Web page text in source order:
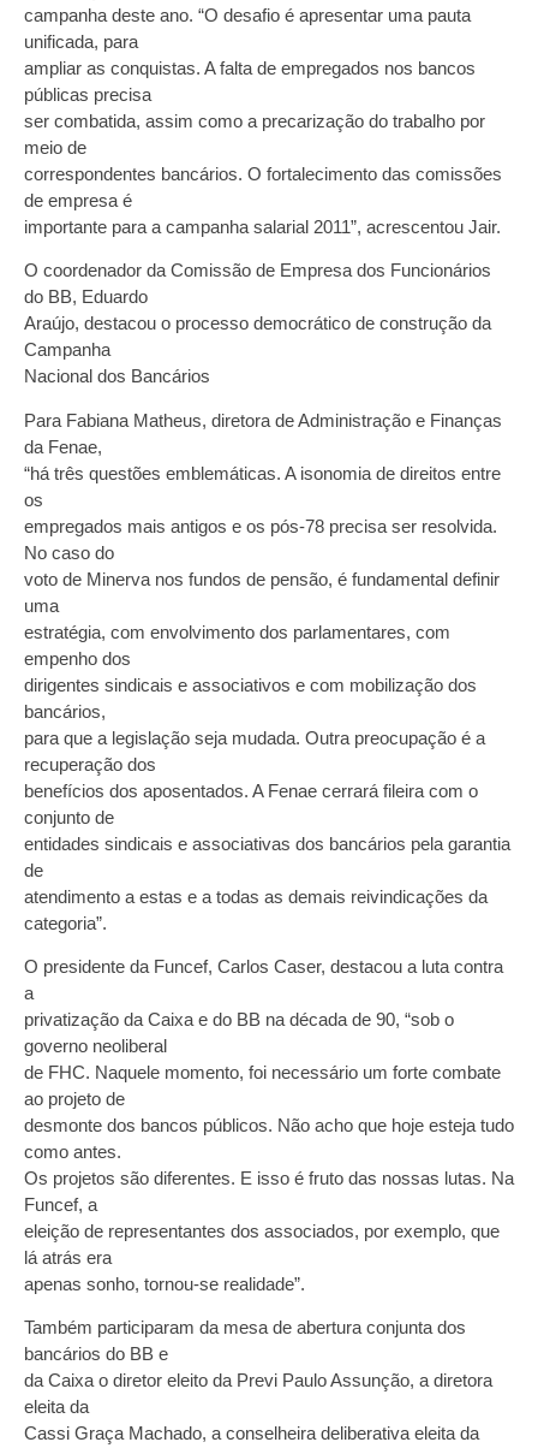
campanha deste ano. “O desafio é apresentar uma pauta
unificada, para
ampliar as conquistas. A falta de empregados nos bancos
públicas precisa
ser combatida, assim como a precarização do trabalho por
meio de
correspondentes bancários. O fortalecimento das comissões
de empresa é
importante para a campanha salarial 2011”, acrescentou Jair.
O coordenador da Comissão de Empresa dos Funcionários
do BB, Eduardo
Araújo, destacou o processo democrático de construção da
Campanha
Nacional dos Bancários
Para Fabiana Matheus, diretora de Administração e Finanças
da Fenae,
“há três questões emblemáticas. A isonomia de direitos entre
os
empregados mais antigos e os pós-78 precisa ser resolvida.
No caso do
voto de Minerva nos fundos de pensão, é fundamental definir
uma
estratégia, com envolvimento dos parlamentares, com
empenho dos
dirigentes sindicais e associativos e com mobilização dos
bancários,
para que a legislação seja mudada. Outra preocupação é a
recuperação dos
benefícios dos aposentados. A Fenae cerrará fileira com o
conjunto de
entidades sindicais e associativas dos bancários pela garantia
de
atendimento a estas e a todas as demais reivindicações da
categoria”.
O presidente da Funcef, Carlos Caser, destacou a luta contra
a
privatização da Caixa e do BB na década de 90, “sob o
governo neoliberal
de FHC. Naquele momento, foi necessário um forte combate
ao projeto de
desmonte dos bancos públicos. Não acho que hoje esteja tudo
como antes.
Os projetos são diferentes. E isso é fruto das nossas lutas. Na
Funcef, a
eleição de representantes dos associados, por exemplo, que
lá atrás era
apenas sonho, tornou-se realidade”.
Também participaram da mesa de abertura conjunta dos
bancários do BB e
da Caixa o diretor eleito da Previ Paulo Assunção, a diretora
eleita da
Cassi Graça Machado, a conselheira deliberativa eleita da